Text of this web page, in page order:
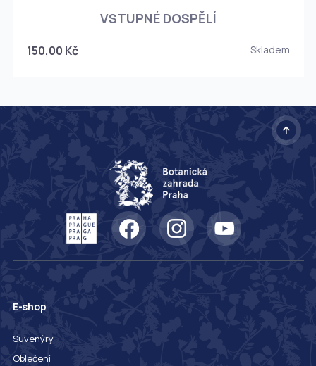
VSTUPNÉ DOSPĚLÍ
150,00 Kč Skladem
E-shop
Suvenýry
Oblečení